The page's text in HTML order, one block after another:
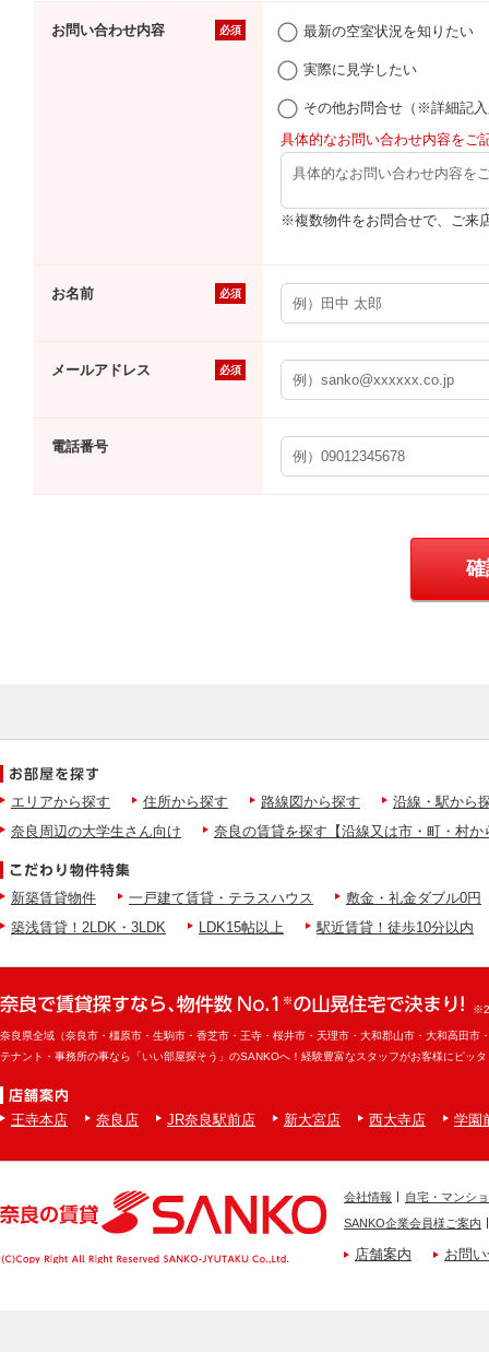
お問い合わせ内容 必須 最新の空室状況を知りたい
実際に見学したい
その他お問合せ（※詳細記
具体的なお問い合わせ内容をご
※複数物件をお問合せで、ご来
お名前 必須
メールアドレス 必須
電話番号
エリアから探す 住所から探す 路線図から探す
沿線・駅から
奈良周辺の大学生さん向け
奈良の賃貸を探す【沿線又は市・町・村か
新築賃貸物件 一戸建て賃貸・テラスハウス
敷金・礼金ダブル0円
築浅賃貸！2LDK・3LDK
LDK15帖以上 駅近賃貸！徒歩10分以内
奈良県全域（奈良市・橿原市・生駒市・香芝市・王寺・桜井市・天理市・大和郡山市・大和高田
テナント・事務所の事なら「いい部屋探そう」のSANKOへ！経験豊富なスタッフがお客様にピッ
王寺本店 奈良店 JR奈良駅前店 新大宮店 西大寺店 学園
会社情報
自宅・マンシ
SANKO企業会員様ご案内
店舗案内 お問